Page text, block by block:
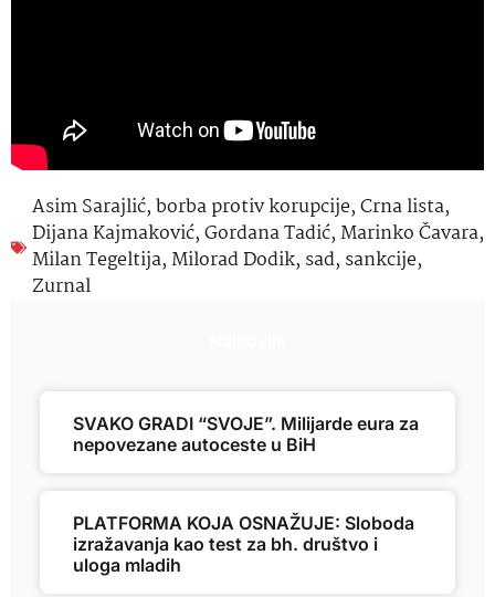
Asim Sarajlić,borba protiv korupcije,Crna lista,
Dijana Kajmaković,Gordana Tadić,Marinko Čavara,
Milan Tegeltija,Milorad Dodik, sad, sankcije,
Zurnal
SVAKO GRADI “SVOJE”. Milijarde eura za
nepovezane autoceste u BiH
PLATFORMA KOJA OSNAŽUJE: Sloboda
izražavanja kao test za bh. društvo i
uloga mladih